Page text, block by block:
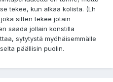
tekee, kun alkaa kolista. (Lh
sitten tekee jotain
saada jollain konstilla
sytytystä myöhäisemmälle
päällisin puolin.